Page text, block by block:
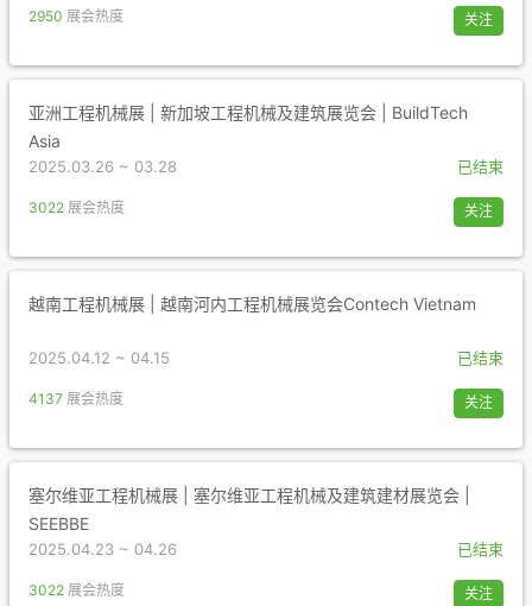
2950 展会热度 关注
亚洲工程机械展 | 新加坡工程机械及建筑展览会 | BuildTech
Asia
2025.03.26 ~ 03.28 已结束
3022 展会热度 关注
越南工程机械展 | 越南河内工程机械展览会Contech Vietnam
2025.04.12 ~ 04.15 已结束
4137 展会热度 关注
塞尔维亚工程机械展 | 塞尔维亚工程机械及建筑建材展览会 |
SEEBBE
2025.04.23 ~ 04.26 已结束
3022 展会热度 关注